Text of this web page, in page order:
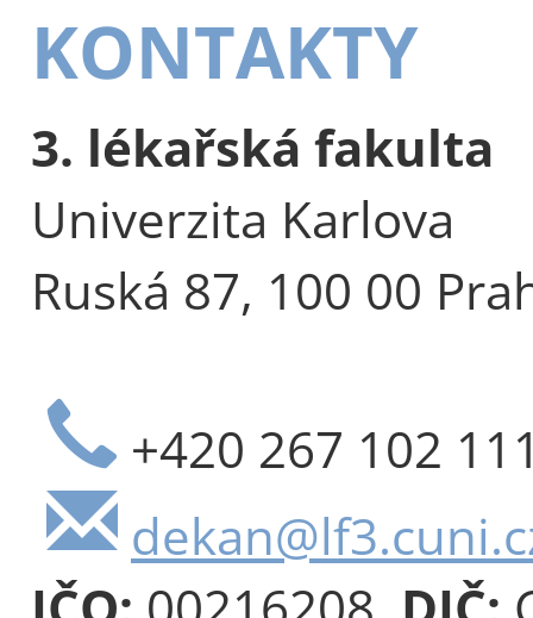
KONTAKTY
3. lékařská fakulta
Univerzita Karlova
Ruská 87, 100 00
+420 267 102